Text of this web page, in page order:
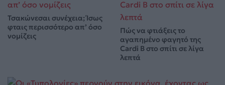
Τσακώνεσαι συνέχεια; Ίσως
φταις περισσότερο απ’ όσο
νομίζεις
Πώς να φτιάξεις το
αγαπημένο φαγητό της
Cardi B στο σπίτι σε λίγα
λεπτά